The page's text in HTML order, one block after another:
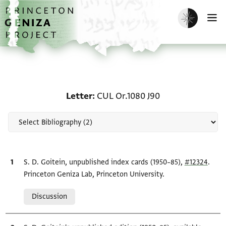
Skip to main content
home
Enable dark
Letter CUL Or.1080 J90
Bibliographic citation
S. D. Goitein, unpublished index cards (1950–85), #12324.
Princeton Geniza Lab, Princeton University.
Discussion